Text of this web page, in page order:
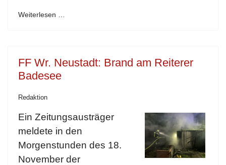
Weiterlesen …
FF Wr. Neustadt: Brand am Reiterer
Badesee
Redaktion
Ein Zeitungsausträger
meldete in den
Morgenstunden des 18.
November der